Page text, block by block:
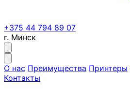
+375 44 794 89 07
г. Минск
О нас Преимущества Принтеры
Контакты